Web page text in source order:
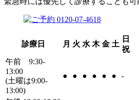
診療日 月 火 水 木 金 土
日
祝
午前 9:30-
13:00
(土曜は9:00-
13:00)
● ● ● ● ● ● -